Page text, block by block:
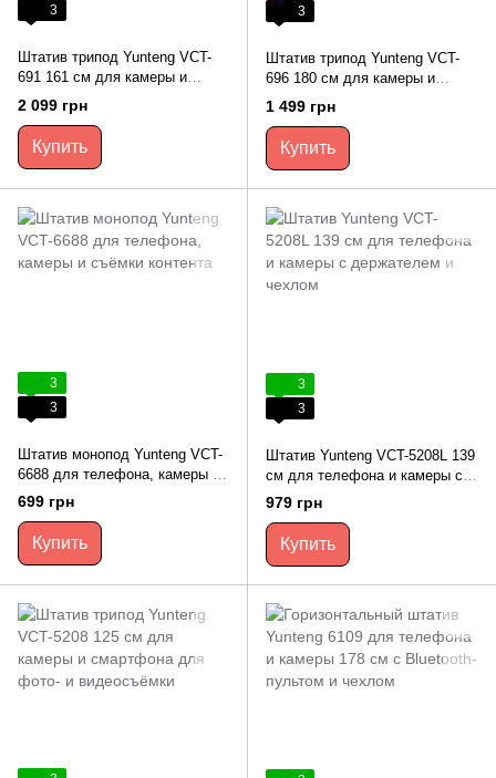
3
Штатив трипод Yunteng VCT-
691 161 см для камеры и
смартфона для фото- и
видеосъёмки
2 099 грн
Купить
3
Штатив трипод Yunteng VCT-
696 180 см для камеры и
смартфона для фото- и
видеосъёмки
1 499 грн
Купить
3
3
Штатив монопод Yunteng VCT-
6688 для телефона, камеры и
съёмки контента
699 грн
Купить
3
3
Штатив Yunteng VCT-5208L 139
см для телефона и камеры с
держателем и чехлом
979 грн
Купить